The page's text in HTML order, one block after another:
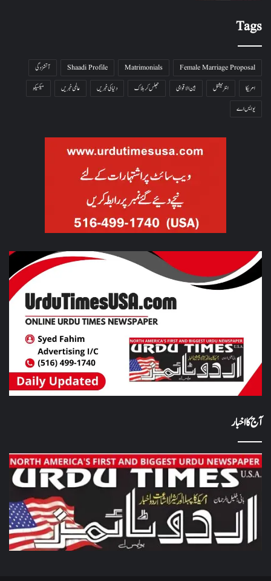
Tags
Female Marriage Proposal
Matrimonials
Shaadi Profile
آتشزدگی
امریکا
انٹرنیشنل بین الاقوامی جھلس کر ہلاک دنیا کی خبریں عالمی خبریں
میکسیکو
یو ایس اے
آج کا اخبار